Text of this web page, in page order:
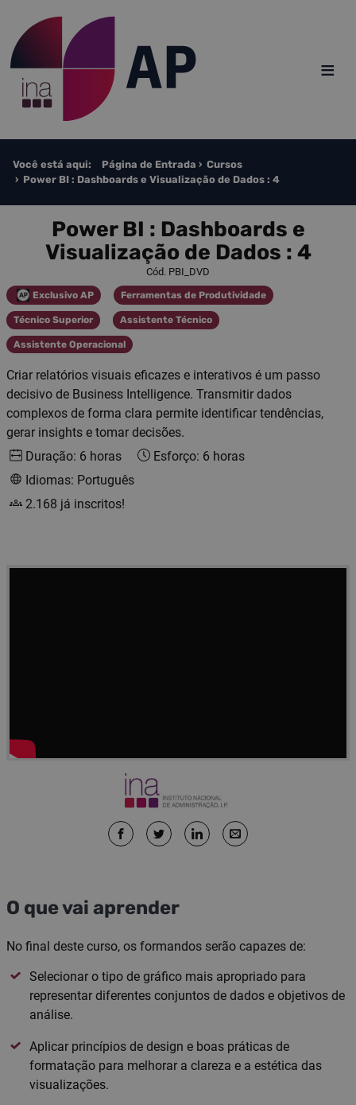
≡
Você está aqui: Página de Entrada
Cursos
Power BI : Dashboards e Visualização de Dados : 4
Power BI : Dashboards e
Visualização de Dados : 4
Cód. PBI_DVD
Categoria
Exclusivo AP Categoria
Ferramentas de Produtividade
Categoria
Técnico Superior Categoria
Assistente Técnico
Categoria
Assistente Operacional
Criar relatórios visuais eficazes e interativos é um passo
decisivo de Business Intelligence. Transmitir dados
complexos de forma clara permite identificar tendências,
gerar insights e tomar decisões.
Duração: 6 horas
Esforço: 6 horas
Idiomas: Português
2.168 já inscritos!
O que vai aprender
No final deste curso, os formandos serão capazes de:
Selecionar o tipo de gráfico mais apropriado para
representar diferentes conjuntos de dados e objetivos de
análise.
Aplicar princípios de design e boas práticas de
formatação para melhorar a clareza e a estética das
visualizações.